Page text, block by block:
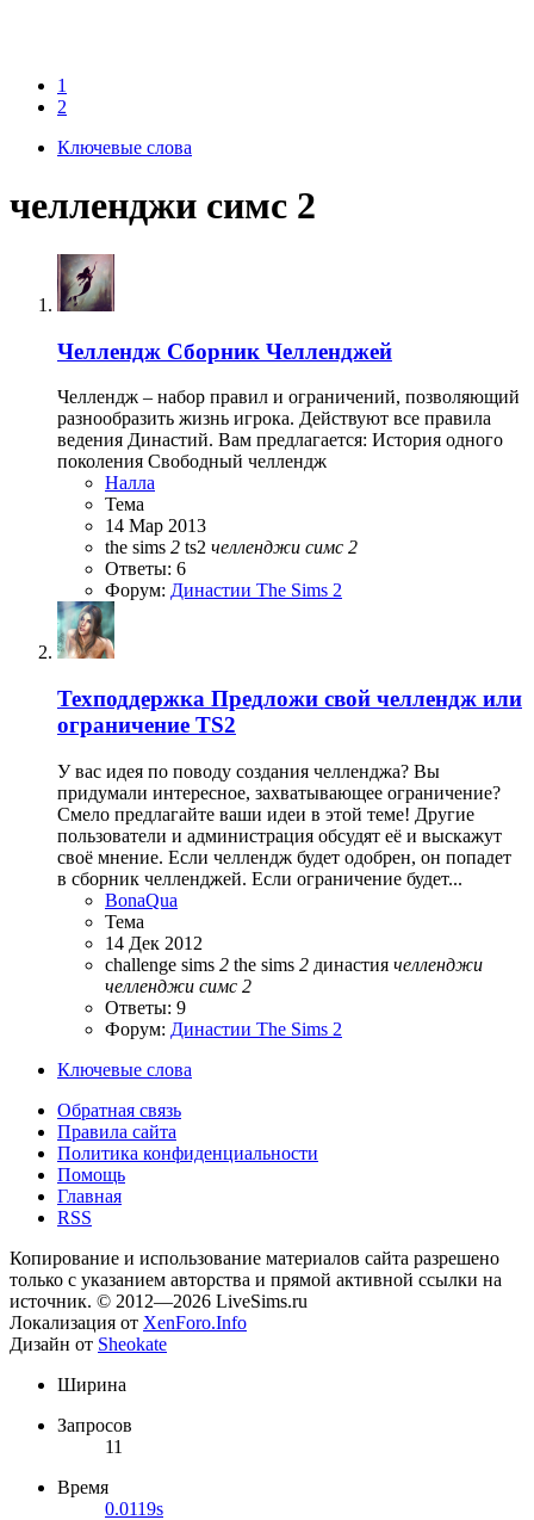
1
2
Ключевые слова
челленджи симс 2
Челлендж Сборник Челленджей
Челлендж – набор правил и ограничений, позволяющий
разнообразить жизнь игрока. Действуют все правила
ведения Династий. Вам предлагается: История одного
поколения Свободный челлендж
Налла
Тема
14 Мар 2013
the sims 2 ts2 челленджи симс 2
Ответы: 6
Форум: Династии The Sims 2
Техподдержка Предложи свой челлендж или
ограничение TS2
У вас идея по поводу создания челленджа? Вы
придумали интересное, захватывающее ограничение?
Смело предлагайте ваши идеи в этой теме! Другие
пользователи и администрация обсудят её и выскажут
своё мнение. Если челлендж будет одобрен, он попадет
в сборник челленджей. Если ограничение будет...
BonaQua
Тема
14 Дек 2012
challenge sims 2 the sims 2 династия челленджи
челленджи симс 2
Ответы: 9
Форум: Династии The Sims 2
Ключевые слова
Обратная связь
Правила сайта
Политика конфиденциальности
Помощь
Главная
RSS
Копирование и использование материалов сайта разрешено
только с указанием авторства и прямой активной ссылки на
источник. © 2012—2026 LiveSims.ru
Локализация от XenForo.Info
Дизайн от Sheokate
Ширина
Запросов
11
Время
0.0119s